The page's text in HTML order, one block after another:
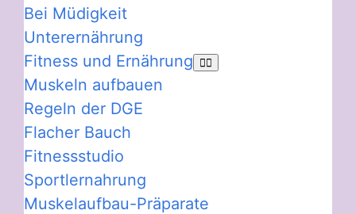
Bei Müdigkeit
Unterernährung
Fitness und Ernährung
Muskeln aufbauen
Regeln der DGE
Flacher Bauch
Fitnessstudio
Sportlernahrung
Muskelaufbau-Präparate